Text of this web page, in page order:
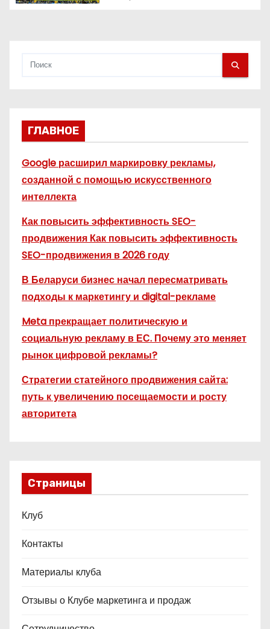
ГЛАВНОЕ
Google расширил маркировку рекламы,
созданной с помощью искусственного
интеллекта
Как повысить эффективность SEO-
продвижения Как повысить эффективность
SEO-продвижения в 2026 году
В Беларуси бизнес начал пересматривать
подходы к маркетингу и digital-рекламе
Meta прекращает политическую и
социальную рекламу в ЕС. Почему это меняет
рынок цифровой рекламы?
Стратегии статейного продвижения сайта:
путь к увеличению посещаемости и росту
авторитета
Страницы
Клуб
Контакты
Материалы клуба
Отзывы о Клубе маркетинга и продаж